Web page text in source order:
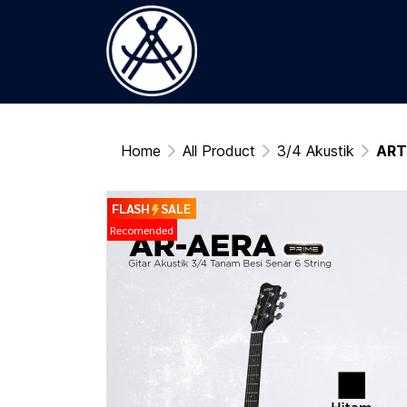
Home All Product 3/4 Akustik
FLASH SALE
Recomended